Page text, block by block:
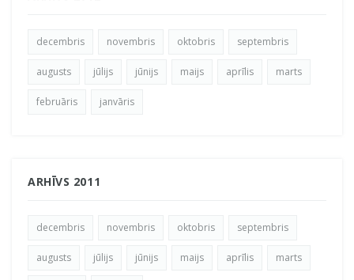
decembris novembris oktobris septembris
augusts jūlijs jūnijs maijs aprīlis marts
februāris janvāris
ARHĪVS 2011
decembris novembris oktobris septembris
augusts jūlijs jūnijs maijs aprīlis marts